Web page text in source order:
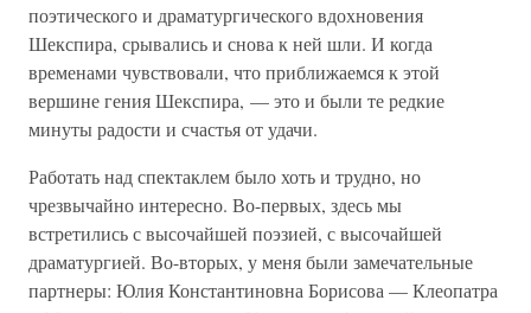
поэтического и драматургического вдохновения
Шекспира, срывались и снова к ней шли. И когда
временами чувствовали, что приближаемся к этой
вершине гения Шекспира, — это и были те редкие
минуты радости и счастья от удачи.
Работать над спектаклем было хоть и трудно, но
чрезвычайно интересно. Во-первых, здесь мы
встретились с высочайшей поэзией, с высочайшей
драматургией. Во-вторых, у меня были замечательные
партнеры: Юлия Константиновна Борисова — Клеопатра